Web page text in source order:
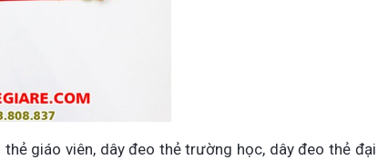
giáo viên, dây đeo thẻ trường học, dây đeo thẻ